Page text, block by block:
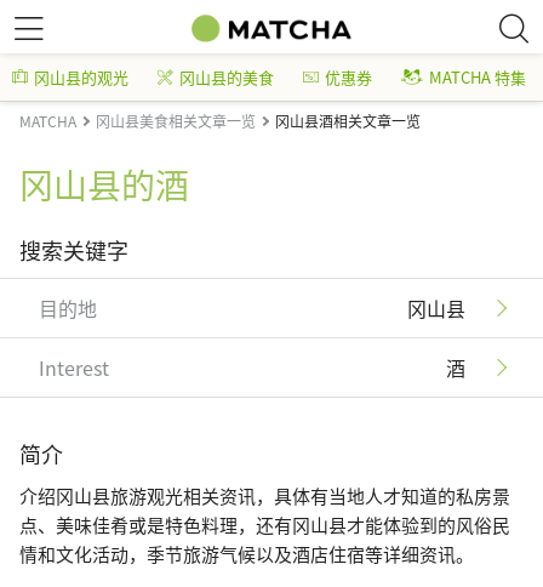
冈山县的观光 冈山县的美食 优惠券 MATCHA 特集
MATCHA 冈山县美食相关文章一览 冈山县酒相关文章一览
冈山县的酒
搜索关键字
目的地 冈山县
Interest 酒
简介
介绍冈山县旅游观光相关资讯，具体有当地人才知道的私房景
点、美味佳肴或是特色料理，还有冈山县才能体验到的风俗民
情和文化活动，季节旅游气候以及酒店住宿等详细资讯。